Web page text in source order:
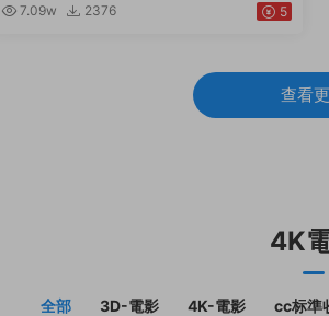
7.09w 2376 5
查看
4K
全部 3D-電影 4K-電影 cc标準